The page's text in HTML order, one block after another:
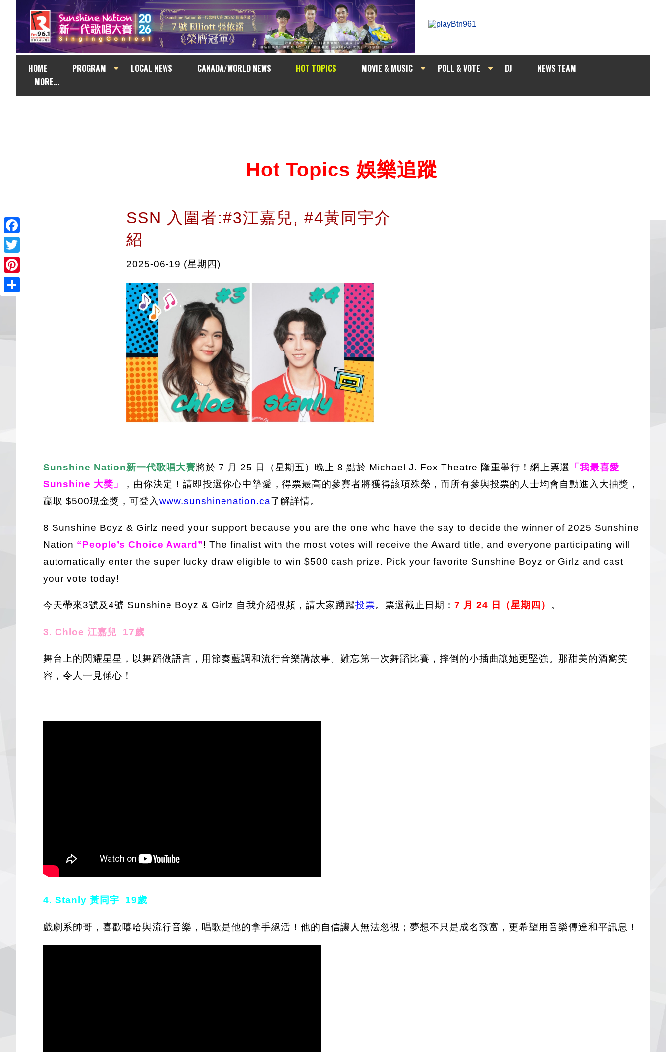
HOME PROGRAM LOCAL NEWS CANADA/WORLD NEWS HOT TOPICS MOVIE & MUSIC POLL & VOTE DJ
NEWS TEAM
MORE...
Facebook
Twitter
Pinterest
Hot Topics 娛樂追蹤
SSN 入圍者:#3江嘉兒, #4黃同宇介
紹
2025-06-19 (星期四)
Sunshine Nation新一代歌唱大賽將於 7 月 25 日（星期五）晚上 8 點於 Michael J. Fox Theatre 隆重舉行！網上票選
「我最喜愛
Sunshine 大獎」
，由你決定！請即投選你心中摯愛，得票最高的參賽者將獲得該項殊榮，而所有參與投票的人士均會自動進入大抽獎，
贏取 $500現金獎，可登入 www.sunshinenation.ca了解詳情。
8 Sunshine Boyz & Girlz need your support because you are the one who have the say to decide the winner of 2025 Sunshine
Nation “People’s Choice Award”! The finalist with the most votes will receive the Award title, and everyone participating will
automatically enter the super lucky draw eligible to win $500 cash prize. Pick your favorite Sunshine Boyz or Girlz and cast
your vote today!
今天帶來3號及4號 Sunshine Boyz & Girlz 自我介紹視頻，請大家踴躍投票。票選截止日期： 7 月 24 日（星期四） 。
3. Chloe 江嘉兒 17歲
舞台上的閃耀星星，以舞蹈做語言，用節奏藍調和流行音樂講故事。難忘第一次舞蹈比賽，摔倒的小插曲讓她更堅強。那甜美的酒窩笑
容，令人一見傾心！
4. Stanly 黃同宇 19歲
戲劇系帥哥，喜歡嘻哈與流行音樂，唱歌是他的拿手絕活！他的自信讓人無法忽視；夢想不只是成名致富，更希望用音樂傳達和平訊息！